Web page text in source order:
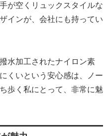
が空くリュックスタイルな
インが、会社にも持ってい
水加工されたナイロン素
くいという安心感は、ノー
歩く私にとって、非常に魅